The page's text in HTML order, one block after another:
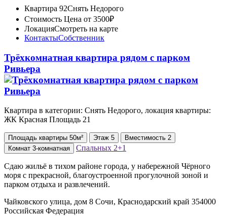
Квартира 92Снять Недорого
Стоимость Цена от 3500₽
ЛокацияСмотреть на карте
КонтактыСобственник
Трёхкомнатная квартира рядом с парком
Ривьера
Квартира в категории: Снять Недорого, локация квартиры:
ЖК Красная Площадь 21
Площадь квартиры 50м² Этаж 5 Вместимость 2
Комнат 3-комнатная Спальных 2+1
Сдаю жильё в тихом районе города, у набережной Чёрного
моря с прекрасной, благоустроенной прогулочной зоной и
парком отдыха и развлечений.
Чайковского улица, дом 8 Сочи, Краснодарский край 354000
Российская Федерация